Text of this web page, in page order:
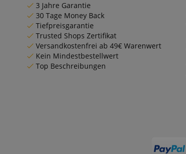
3 Jahre Garantie
30 Tage Money Back
Tiefpreisgarantie
Trusted Shops Zertifikat
Versandkostenfrei ab 49€ Warenwert
Kein Mindestbestellwert
Top Beschreibungen